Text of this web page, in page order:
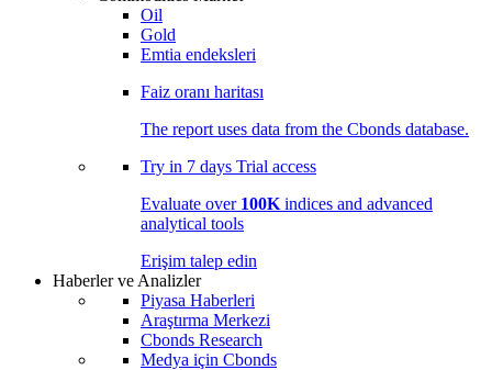
Oil
Gold
Emtia endeksleri
Faiz oranı haritası
The report uses data from the Cbonds database.
Try in 7 days Trial access
Evaluate over 100K indices and advanced
analytical tools
Erişim talep edin
Haberler ve Analizler
Piyasa Haberleri
Araştırma Merkezi
Cbonds Research
Medya için Cbonds